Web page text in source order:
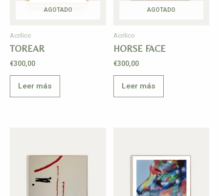
AGOTADO
Acrilico
TOREAR
€300,00
Leer más
AGOTADO
Acrilico
HORSE FACE
€300,00
Leer más